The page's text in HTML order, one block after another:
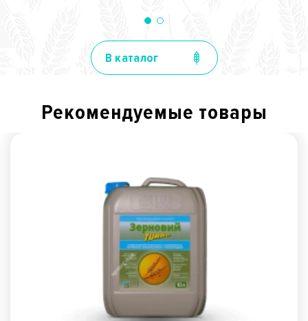
В каталог
Рекомендуемые товары